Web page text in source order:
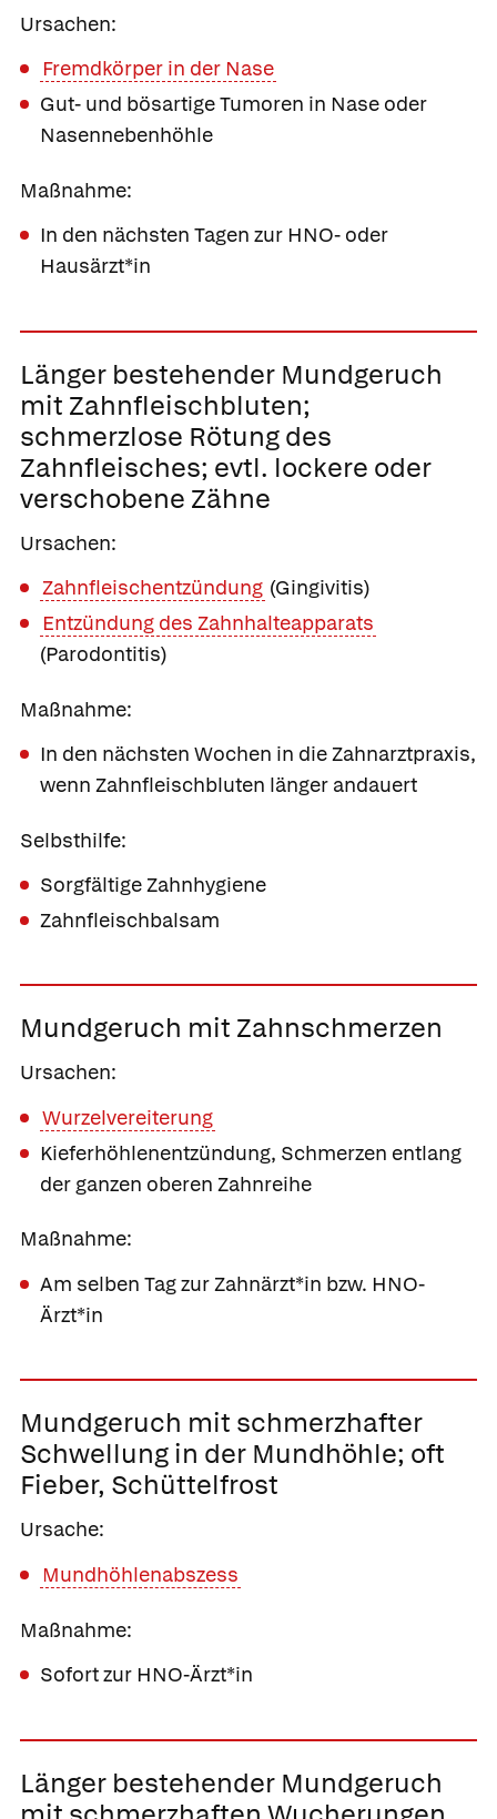
Ursachen:
Fremdkörper in der Nase
Gut- und bösartige Tumoren in Nase oder
Nasennebenhöhle
Maßnahme:
In den nächsten Tagen zur HNO- oder
Hausärzt*in
Länger bestehender Mundgeruch
mit Zahnfleischbluten;
schmerzlose Rötung des
Zahnfleisches; evtl. lockere oder
verschobene Zähne
Ursachen:
Zahnfleischentzündung (Gingivitis)
Entzündung des Zahnhalteapparats
(Parodontitis)
Maßnahme:
In den nächsten Wochen in die Zahnarztpraxis,
wenn Zahnfleischbluten länger andauert
Selbsthilfe:
Sorgfältige Zahnhygiene
Zahnfleischbalsam
Mundgeruch mit Zahnschmerzen
Ursachen:
Wurzelvereiterung
Kieferhöhlenentzündung, Schmerzen entlang
der ganzen oberen Zahnreihe
Maßnahme:
Am selben Tag zur Zahnärzt*in bzw. HNO-
Ärzt*in
Mundgeruch mit schmerzhafter
Schwellung in der Mundhöhle; oft
Fieber, Schüttelfrost
Ursache:
Mundhöhlenabszess
Maßnahme:
Sofort zur HNO-Ärzt*in
Länger bestehender Mundgeruch